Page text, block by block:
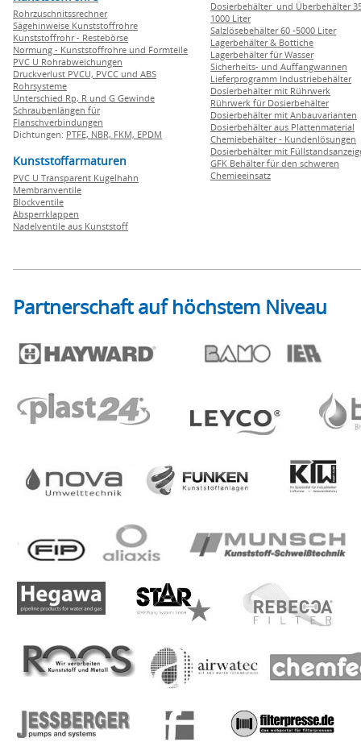
Rohrzuschnitssrechner
Sägehinweise Kunststoffrohre
Kunststoffrohr - Restebörse
Normung - Kunststoffrohre und Formteile
PVC U Rohrabweichungen
Druckverlust PVCU, PVCC und ABS
Rohrsysteme
Unterschied Rp, R und G Gewinde
Schraubenlängen für
Flanschverbindungen
Dichtungen: PTFE, NBR, FKM, EPDM
Kunststoffarmaturen
PVC U Transparent Kugelhahn
Membranventile
Blockventile
Absperrklappen
Nadelventile aus Kunststoff
Dosierbehälter und Überbehälter
1000 Liter
Salzlösebehälter 60 -5000 Liter
Lagerbehälter & Bottiche
Lagerbehälter für Wasser
Sicherheits- und Auffangwannen
Lieferprogramm Industriebehälter
Dosierbehälter mit Rührwerk
Rührwerk für Dosierbehälter
Dosierbehälter mit Anbauvarianten
Dosierbehälter aus Plattenmaterial
Chemiebehälter - Kundenlösungen
Dosierbehälter mit
GFK Behälter für den schweren
Chemieeinsatz
Partnerschaft auf höchstem Niveau